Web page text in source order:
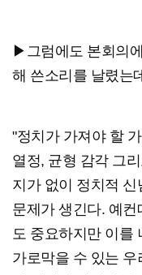
▶그럼에도 본회의
해 쓴소리를 날렸는
"정치가 가져야 할
열정, 균형 감각 그
지가 없이 정치적 신
문제가 생긴다. 예
도 중요하지만 이를
가로막을 수 있는 우